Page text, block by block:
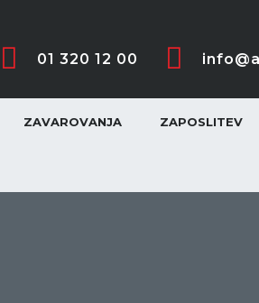
01 320 12 00
ZAVAROVANJA ZAPOSLITEV